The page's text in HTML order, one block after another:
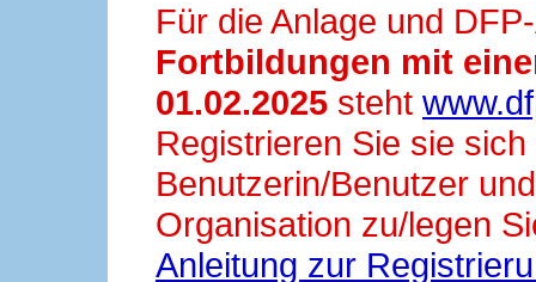
Für die Anlage und
Fortbildungen mit
01.02.2025 steht
Registrieren Sie sie
Benutzerin/Benutzer
Organisation zu/legen
Anleitung zur